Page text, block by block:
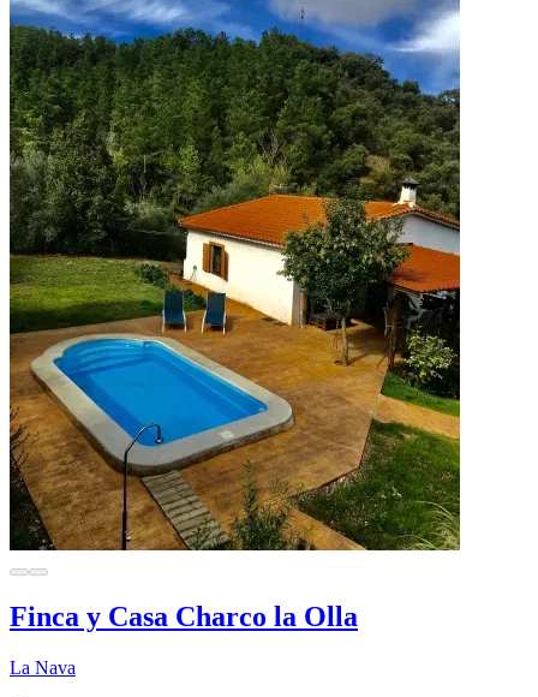
Finca y Casa Charco la Olla
La Nava